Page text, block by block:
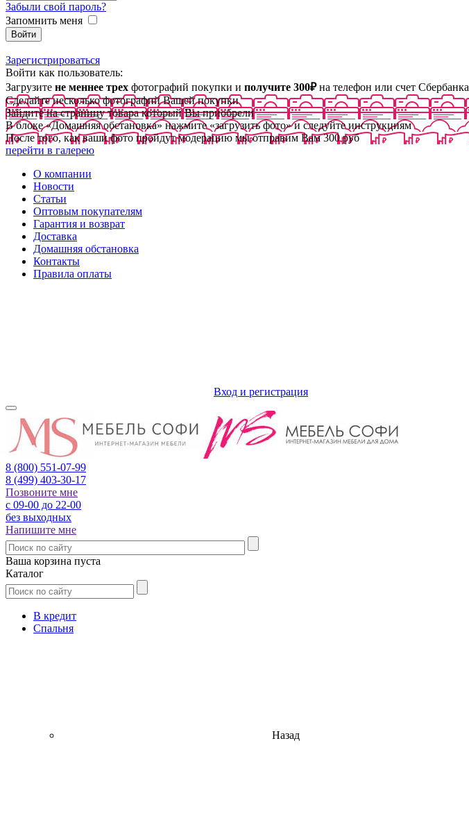
Забыли свой пароль?
Запомнить меня
Зарегистрироваться
Войти как пользователь:
Загрузите не меннее трех фотографий покупки и получите 300₽на телефон или счет Сбербанка
Сделайте несколько фотографий Вашей покупки
Зайдите на страницу товара который Вы приобрели
В блоке «Домашняя обстановка» нажмите «загрузить фото» и следуйте инструкциям
После того, как ваши фото пройдут модерацию мы отправим Вам 300 руб
перейти в галерею
О компании
Новости
Статьи
Оптовым покупателям
Гарантия и возврат
Доставка
Домашняя обстановка
Контакты
Правила оплаты
Вход и регистрация
8 (800) 551-07-99
8 (499) 403-30-17
Позвоните мне
с 09-00 до 22-00
без выходных
Напишите мне
Ваша корзина пуста
Каталог
В кредит
Спальня
Назад